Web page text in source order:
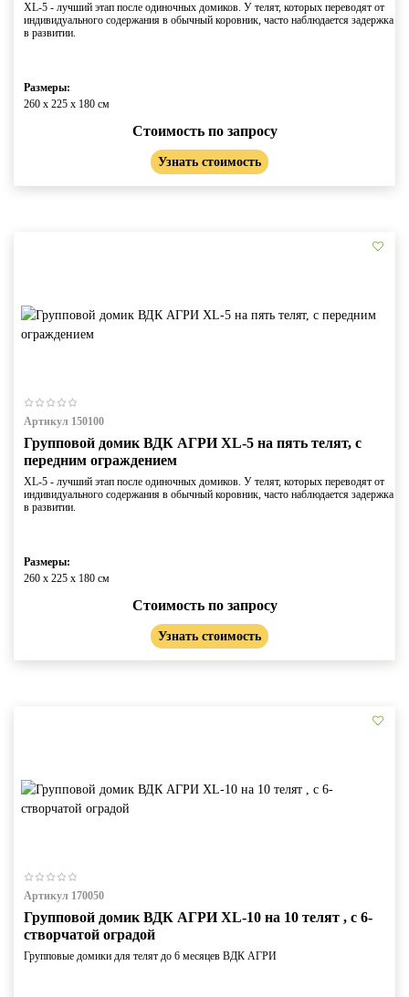
XL-5 - лучший этап после одиночных домиков. У телят, которых переводят от
индивидуального содержания в обычный коровник, часто наблюдается задержка
в развитии.
Размеры:
260 x 225 x 180 cм
Стоимость по запросу
Узнать стоимость
Артикул 150100
Групповой домик ВДК АГРИ XL-5 на пять телят, с
передним ограждением
XL-5 - лучший этап после одиночных домиков. У телят, которых переводят от
индивидуального содержания в обычный коровник, часто наблюдается задержка
в развитии.
Размеры:
260 x 225 x 180 cм
Стоимость по запросу
Узнать стоимость
Артикул 170050
Групповой домик ВДК АГРИ XL-10 на 10 телят , с 6-
створчатой оградой
Групповые домики для телят до 6 месяцев ВДК АГРИ